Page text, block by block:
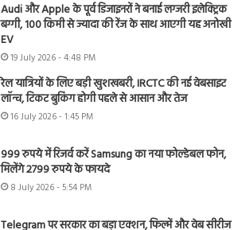
Audi और Apple के पूर्व डिजाइनरों ने बनाई लग्जरी इलेक्ट्रिक
बग्गी, 100 किमी से ज्यादा की रेंज के साथ आएगी यह अनोखी
EV
19 July 2026 - 4:48 PM
रेल यात्रियों के लिए बड़ी खुशखबरी, IRCTC की नई वेबसाइट
लॉन्च, टिकट बुकिंग होगी पहले से आसान और तेज
16 July 2026 - 1:45 PM
999 रुपये में रिजर्व करें Samsung का नया फोल्डेबल फोन,
मिलेंगे 2799 रुपये के फायदे
8 July 2026 - 5:54 PM
Telegram पर सरकार का बड़ा एक्शन, फिल्में और वेब सीरीज